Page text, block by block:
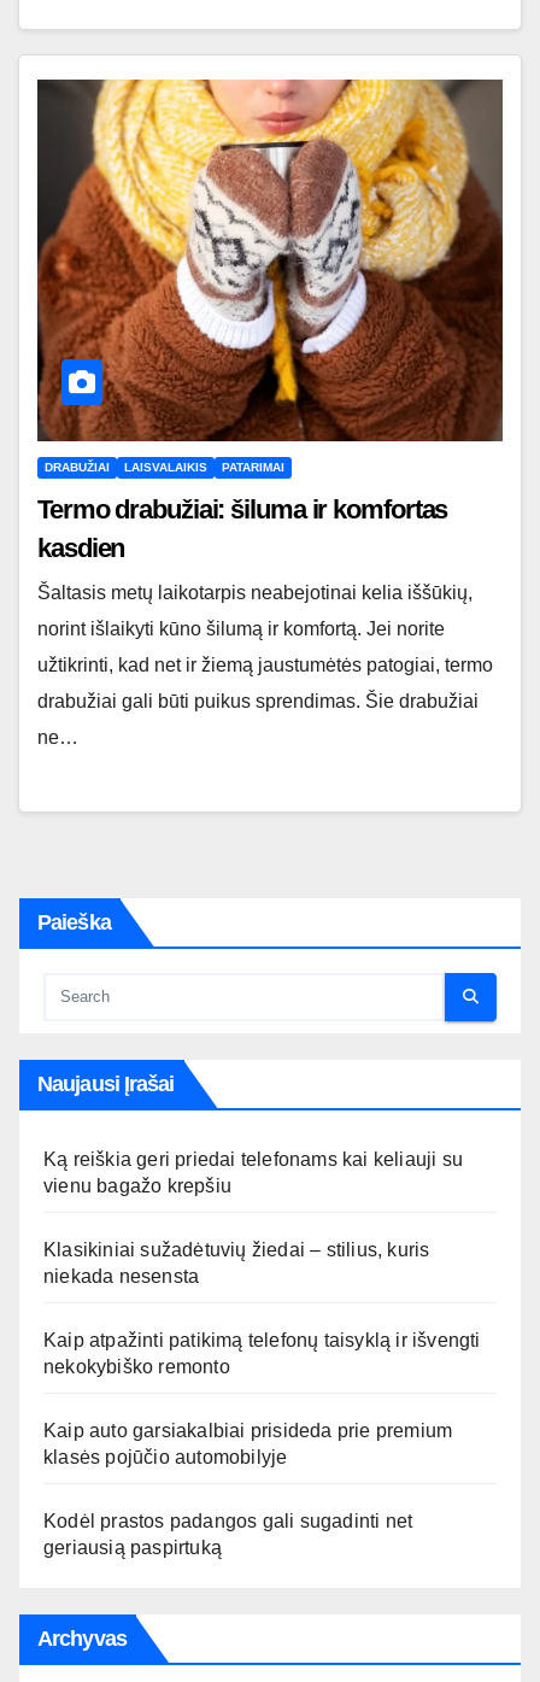
DRABUŽIAI LAISVALAIKIS PATARIMAI
Termo drabužiai: šiluma ir komfortas
kasdien
Šaltasis metų laikotarpis neabejotinai kelia iššūkių,
norint išlaikyti kūno šilumą ir komfortą. Jei norite
užtikrinti, kad net ir žiemą jaustumėtės patogiai, termo
drabužiai gali būti puikus sprendimas. Šie drabužiai
ne…
Paieška
Naujausi Įrašai
Ką reiškia geri priedai telefonams kai keliauji su
vienu bagažo krepšiu
Klasikiniai sužadėtuvių žiedai – stilius, kuris
niekada nesensta
Kaip atpažinti patikimą telefonų taisyklą ir išvengti
nekokybiško remonto
Kaip auto garsiakalbiai prisideda prie premium
klasės pojūčio automobilyje
Kodėl prastos padangos gali sugadinti net
geriausią paspirtuką
Archyvas